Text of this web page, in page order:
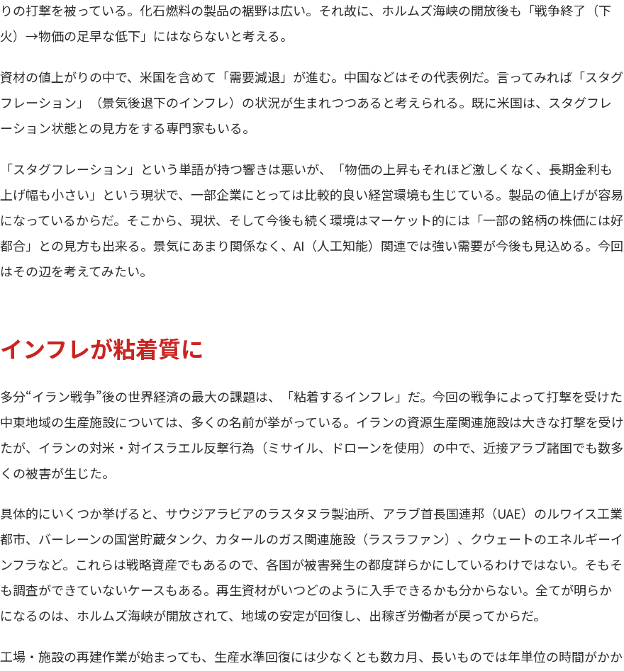
りの打撃を被っている。化石燃料の製品の裾野は広い。それ故に、ホルムズ海峡の開放後も「戦争終了（下
火）→物価の足早な低下」にはならないと考える。
資材の値上がりの中で、米国を含めて「需要減退」が進む。中国などはその代表例だ。言ってみれば「スタグ
フレーション」（景気後退下のインフレ）の状況が生まれつつあると考えられる。既に米国は、スタグフレ
ーション状態との見方をする専門家もいる。
「スタグフレーション」という単語が持つ響きは悪いが、「物価の上昇もそれほど激しくなく、長期金利も
上げ幅も小さい」という現状で、一部企業にとっては比較的良い経営環境も生じている。製品の値上げが容易
になっているからだ。そこから、現状、そして今後も続く環境はマーケット的には「一部の銘柄の株価には好
都合」との見方も出来る。景気にあまり関係なく、AI（人工知能）関連では強い需要が今後も見込める。今回
はその辺を考えてみたい。
インフレが粘着質に
多分“イラン戦争”後の世界経済の最大の課題は、「粘着するインフレ」だ。今回の戦争によって打撃を受けた
中東地域の生産施設については、多くの名前が挙がっている。イランの資源生産関連施設は大きな打撃を受け
たが、イランの対米・対イスラエル反撃行為（ミサイル、ドローンを使用）の中で、近接アラブ諸国でも数多
くの被害が生じた。
具体的にいくつか挙げると、サウジアラビアのラスタヌラ製油所、アラブ首長国連邦（UAE）のルワイス工業
都市、バーレーンの国営貯蔵タンク、カタールのガス関連施設（ラスラファン）、クウェートのエネルギーイ
ンフラなど。これらは戦略資産でもあるので、各国が被害発生の都度詳らかにしているわけではない。そもそ
も調査ができていないケースもある。再生資材がいつどのように入手できるかも分からない。全てが明らか
になるのは、ホルムズ海峡が開放されて、地域の安定が回復し、出稼ぎ労働者が戻ってからだ。
工場・施設の再建作業が始まっても、生産水準回復には少なくとも数カ月、長いものでは年単位の時間がかか